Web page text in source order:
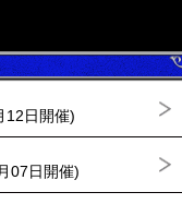
12日開催)
07日開催)